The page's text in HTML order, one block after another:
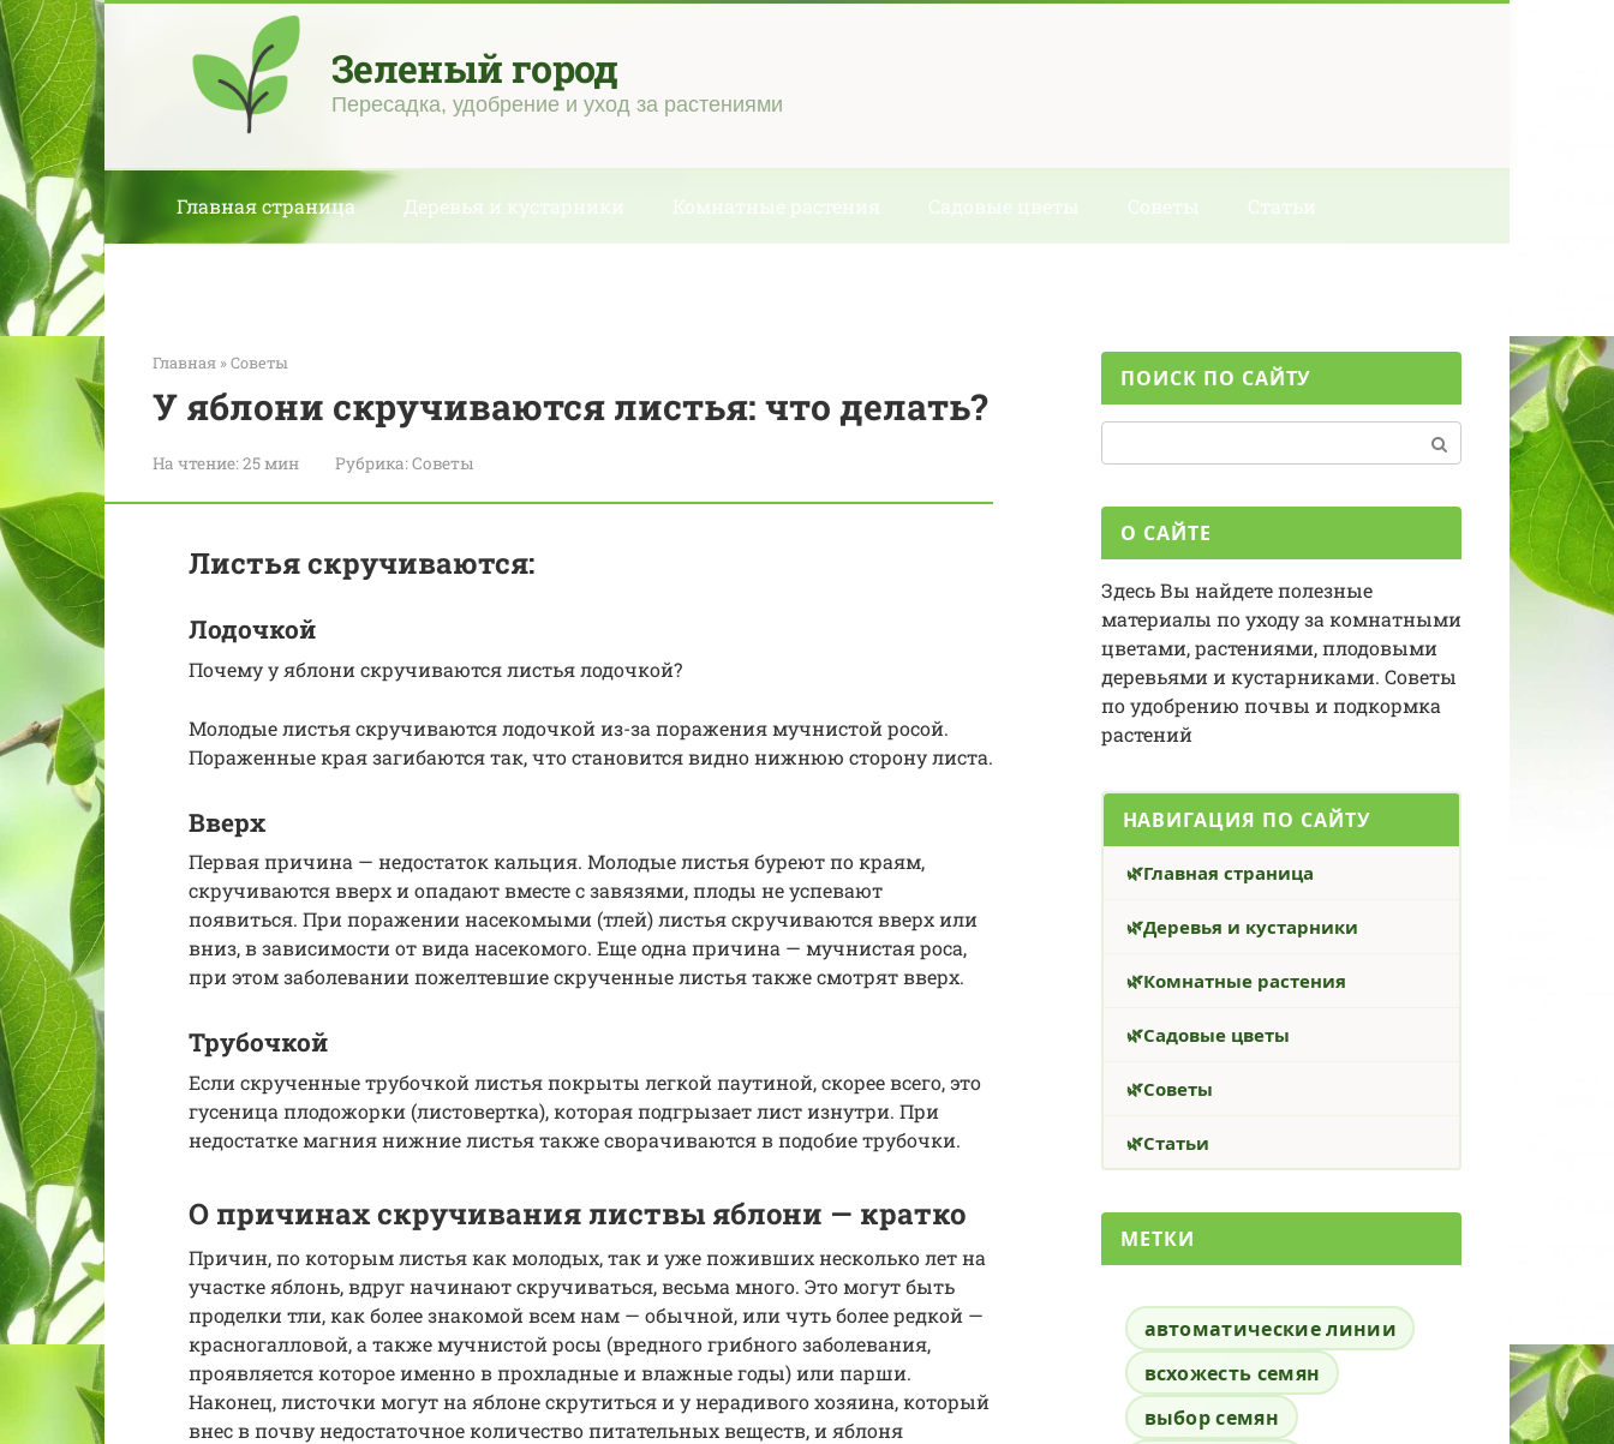
Перейти
к
контенту
Зеленый город
Пересадка, удобрение и уход за растениями
Главная страница Деревья и кустарники Комнатные растения Садовые цветы Советы Статьи
Главная »Советы
У яблони скручиваются листья: что делать?
На чтение:25 мин Рубрика:Советы
Листья скручиваются:
Лодочкой
Почему у яблони скручиваются листья лодочкой?
Молодые листья скручиваются лодочкой из-за поражения мучнистой росой.
Пораженные края загибаются так, что становится видно нижнюю сторону листа.
Вверх
Первая причина — недостаток кальция. Молодые листья буреют по краям,
скручиваются вверх и опадают вместе с завязями, плоды не успевают
появиться. При поражении насекомыми (тлей) листья скручиваются вверх или
вниз, в зависимости от вида насекомого. Еще одна причина — мучнистая роса,
при этом заболевании пожелтевшие скрученные листья также смотрят вверх.
Трубочкой
Если скрученные трубочкой листья покрыты легкой паутиной, скорее всего, это
гусеница плодожорки (листовертка), которая подгрызает лист изнутри. При
недостатке магния нижние листья также сворачиваются в подобие трубочки.
О причинах скручивания листвы яблони — кратко
Причин, по которым листья как молодых, так и уже поживших несколько лет на
участке яблонь, вдруг начинают скручиваться, весьма много. Это могут быть
проделки тли, как более знакомой всем нам — обычной, или чуть более редкой —
красногалловой, а также мучнистой росы (вредного грибного заболевания,
проявляется которое именно в прохладные и влажные годы) или парши.
Наконец, листочки могут на яблоне скрутиться и у нерадивого хозяина, который
внес в почву недостаточное количество питательных веществ, и яблоня
ПОИСК ПО САЙТУ
О САЙТЕ
Здесь Вы найдете полезные
материалы по уходу за комнатными
цветами, растениями, плодовыми
деревьями и кустарниками. Советы
по удобрению почвы и подкормка
растений
НАВИГАЦИЯ ПО САЙТУ
Главная страница
Деревья и кустарники
Комнатные растения
Садовые цветы
Советы
Статьи
МЕТКИ
автоматические линии
всхожесть семян
выбор семян